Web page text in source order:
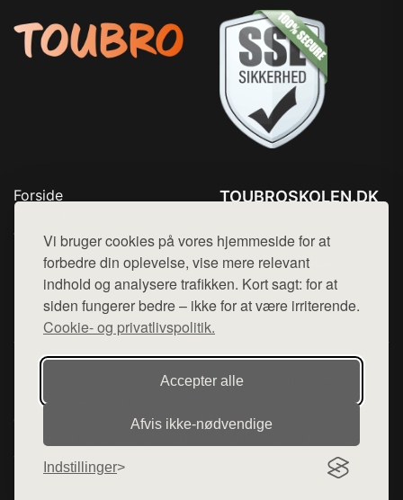
Vi bruger cookies på vores hjemmeside for at
forbedre din oplevelse, vise mere relevant
indhold og analysere trafikken. Kort sagt: for at
siden fungerer bedre – ikke for at være irriterende.
Cookie- og privatlivspolitik.
Accepter alle
Afvis ikke‑nødvendige
Indstillinger
Forside
Top Rabatter
Blog
Kontakt
TOUBROSKOLEN.DK
Mail: hej@want.dk
Cookie- og privatlivspolitik
Denne side er en del af want.dk, der udgiver en række
hjemmesider med præsentation af forskellige produkter fra
diverse webshops. Der sælges ikke varer fra denne side - vi
henviser til de shops, som sælger varen. Vi har heller ikke
varerne på lager.